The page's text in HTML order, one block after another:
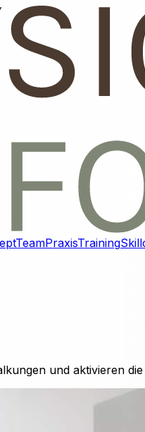
TeamPraxisTraining
und aktivieren